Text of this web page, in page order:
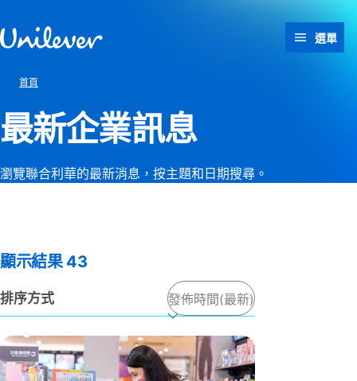
選單
首頁
最新企業訊息
瀏覽聯合利華的最新消息，按主題和日期搜尋。
顯示結果43
排序方式